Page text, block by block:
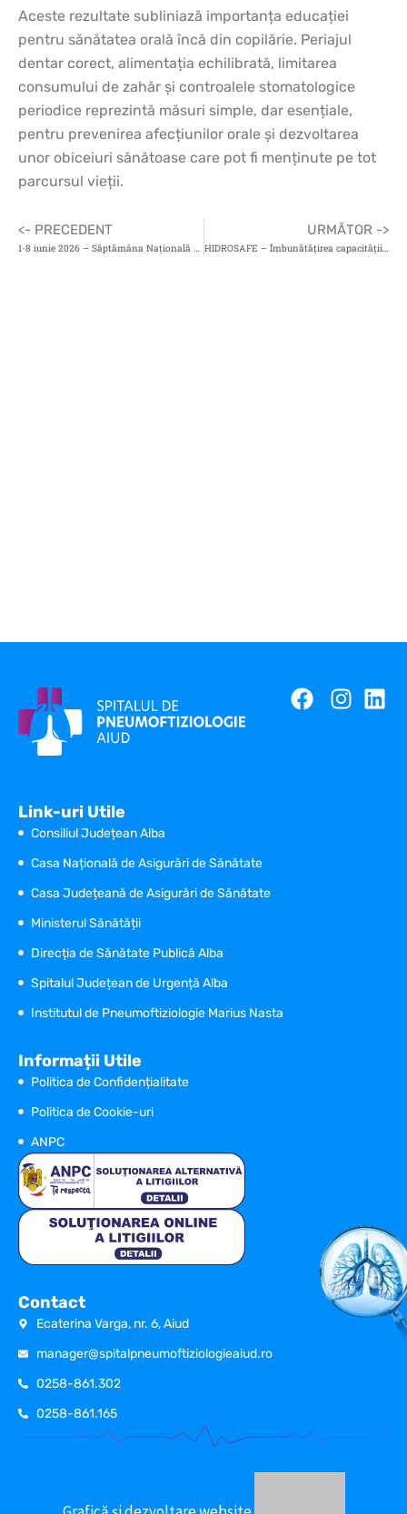
Aceste rezultate subliniază importanța educației
pentru sănătatea orală încă din copilărie. Periajul
dentar corect, alimentația echilibrată, limitarea
consumului de zahăr și controalele stomatologice
periodice reprezintă măsuri simple, dar esențiale,
pentru prevenirea afecțiunilor orale și dezvoltarea
unor obiceiuri sănătoase care pot fi menținute pe tot
parcursul vieții.
<- PRECEDENT URMĂTOR ->
Link-uri Utile
Consiliul Județean Alba
Casa Națională de Asigurări de Sănătate
Casa Județeană de Asigurări de Sănătate
Ministerul Sănătății
Direcția de Sănătate Publică Alba
Spitalul Județean de Urgență Alba
Institutul de Pneumoftiziologie Marius Nasta
Informații Utile
Politica de Confidențialitate
Politica de Cookie-uri
ANPC
Contact
Ecaterina Varga, nr. 6, Aiud
manager@spitalpneumoftiziologieaiud.ro
0258-861.302
0258-861.165